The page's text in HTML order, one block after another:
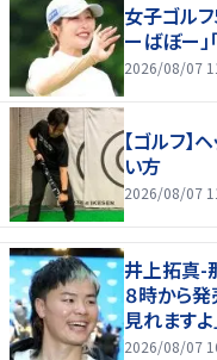
女子ゴル
ーばぼー
2026/08/07
【ゴルフ
い方
2026/08/07
井上拓真-
８時から
見れますよ
2026/08/07